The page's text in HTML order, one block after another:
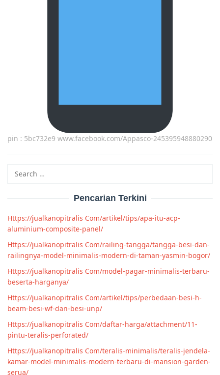
pin : 5bc732e9 www.facebook.com/Appasco-245395948880290
for:
Pencarian Terkini
Https://jualkanopitralis Com/artikel/tips/apa-itu-acp-
aluminium-composite-panel/
Https://jualkanopitralis Com/railing-tangga/tangga-besi-dan-
railingnya-model-minimalis-modern-di-taman-yasmin-bogor/
Https://jualkanopitralis Com/model-pagar-minimalis-terbaru-
beserta-harganya/
Https://jualkanopitralis Com/artikel/tips/perbedaan-besi-h-
beam-besi-wf-dan-besi-unp/
Https://jualkanopitralis Com/daftar-harga/attachment/11-
pintu-teralis-perforated/
Https://jualkanopitralis Com/teralis-minimalis/teralis-jendela-
kamar-model-minimalis-modern-terbaru-di-mansion-garden-
serua/